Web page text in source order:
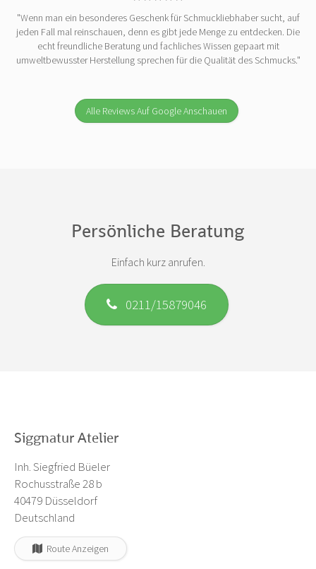
"Wenn man ein besonderes Geschenk für Schmuckliebhaber sucht, auf
jeden Fall mal reinschauen, denn es gibt jede Menge zu entdecken. Die
echt freundliche Beratung und fachliches Wissen gepaart mit
umweltbewusster Herstellung sprechen für die Qualität des Schmucks."
Alle Reviews Auf Google Anschauen
Persönliche Beratung
Einfach kurz anrufen.
0211/15879046
Siggnatur Atelier
Inh. Siegfried Büeler
Rochusstraße 28 b
40479 Düsseldorf
Deutschland
Route Anzeigen